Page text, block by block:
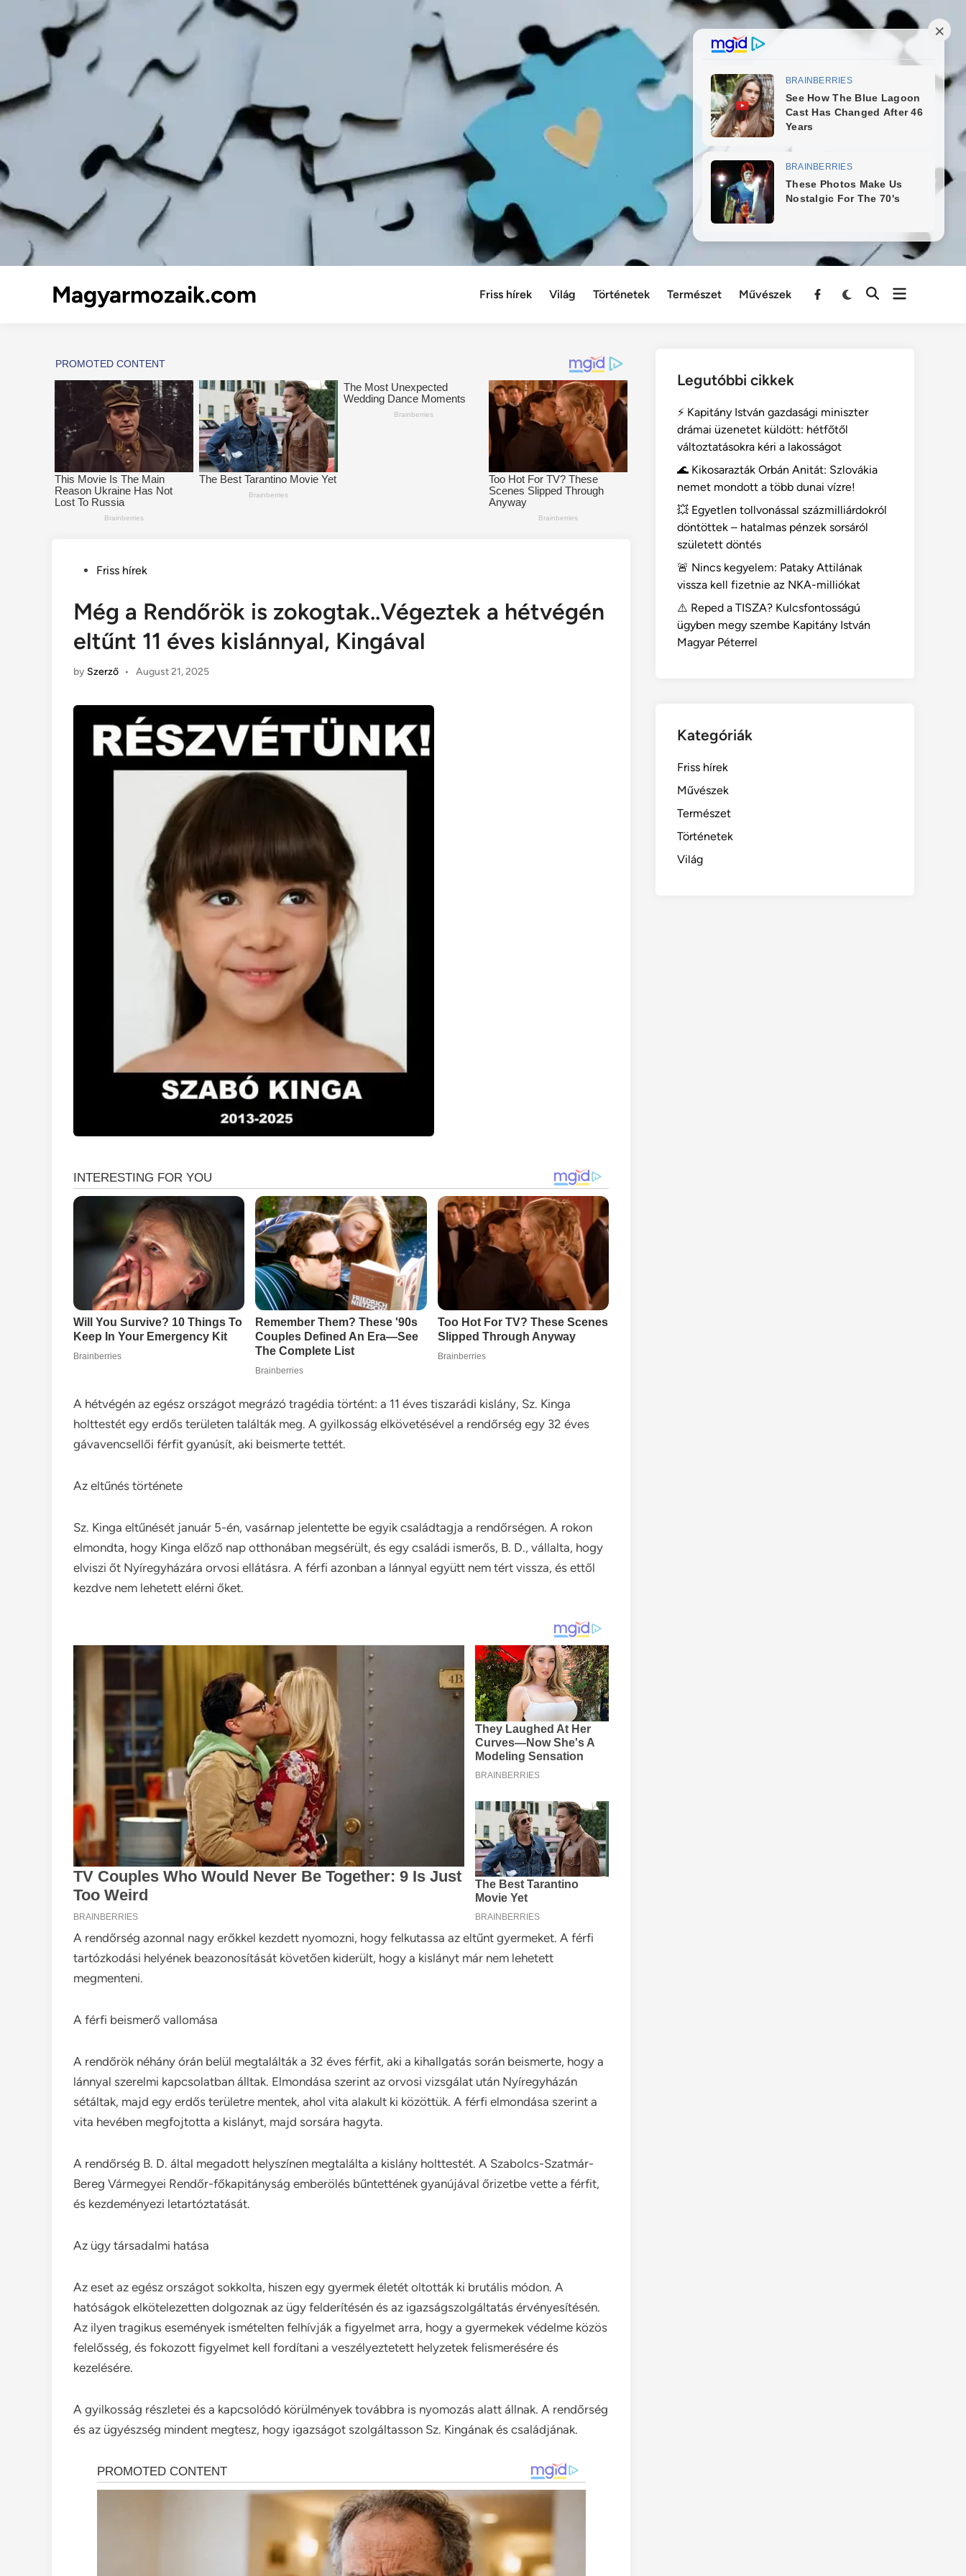
Magyarmozaik.com Friss hírek Világ Történetek Természet Művészek
Menu
PostedFriss hírek
Még a Rendőrök is zokogtak..Végeztek a hétvégén
eltűnt 11 éves kislánnyal, Kingával
by Szerző • August 21, 2025
A hétvégén az egész országot megrázó tragédia történt: a 11 éves tiszarádi kislány, Sz. Kinga
holttestét egy erdős területen találták meg. A gyilkosság elkövetésével a rendőrség egy 32 éves
gávavencsellői férfit gyanúsít, aki beismerte tettét.
Az eltűnés története
Sz. Kinga eltűnését január 5-én, vasárnap jelentette be egyik családtagja a rendőrségen. A rokon
elmondta, hogy Kinga előző nap otthonában megsérült, és egy családi ismerős, B. D., vállalta, hogy
elviszi őt Nyíregyházára orvosi ellátásra. A férfi azonban a lánnyal együtt nem tért vissza, és ettől
kezdve nem lehetett elérni őket.
A rendőrség azonnal nagy erőkkel kezdett nyomozni, hogy felkutassa az eltűnt gyermeket. A férfi
tartózkodási helyének beazonosítását követően kiderült, hogy a kislányt már nem lehetett
megmenteni.
A férfi beismerő vallomása
A rendőrök néhány órán belül megtalálták a 32 éves férfit, aki a kihallgatás során beismerte, hogy a
lánnyal szerelmi kapcsolatban álltak. Elmondása szerint az orvosi vizsgálat után Nyíregyházán
sétáltak, majd egy erdős területre mentek, ahol vita alakult ki közöttük. A férfi elmondása szerint a
vita hevében megfojtotta a kislányt, majd sorsára hagyta.
A rendőrség B. D. által megadott helyszínen megtalálta a kislány holttestét. A Szabolcs-Szatmár-
Bereg Vármegyei Rendőr-főkapitányság emberölés bűntettének gyanújával őrizetbe vette a férfit,
és kezdeményezi letartóztatását.
Az ügy társadalmi hatása
Az eset az egész országot sokkolta, hiszen egy gyermek életét oltották ki brutális módon. A
hatóságok elkötelezetten dolgoznak az ügy felderítésén és az igazságszolgáltatás érvényesítésén.
Az ilyen tragikus események ismételten felhívják a figyelmet arra, hogy a gyermekek védelme közös
felelősség, és fokozott figyelmet kell fordítani a veszélyeztetett helyzetek felismerésére és
kezelésére.
A gyilkosság részletei és a kapcsolódó körülmények továbbra is nyomozás alatt állnak. A rendőrség
és az ügyészség mindent megtesz, hogy igazságot szolgáltasson Sz. Kingának és családjának.
Legutóbbi cikkek
⚡ Kapitány István gazdasági miniszter
drámai üzenetet küldött: hétfőtől
változtatásokra kéri a lakosságot
🌊 Kikosarazták Orbán Anitát: Szlovákia
nemet mondott a több dunai vízre!
💥 Egyetlen tollvonással százmilliárdokról
döntöttek – hatalmas pénzek sorsáról
született döntés
🚨 Nincs kegyelem: Pataky Attilának
vissza kell fizetnie az NKA-milliókat
⚠️ Reped a TISZA? Kulcsfontosságú
ügyben megy szembe Kapitány István
Magyar Péterrel
Kategóriák
Friss hírek
Művészek
Természet
Történetek
Világ